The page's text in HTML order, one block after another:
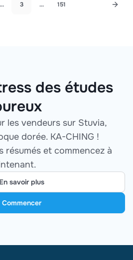
... 3 ... 151
des études
les vendeurs sur Stuvia,
dorée. KA-CHING !
résumés et commencez à
En savoir plus
Commencer